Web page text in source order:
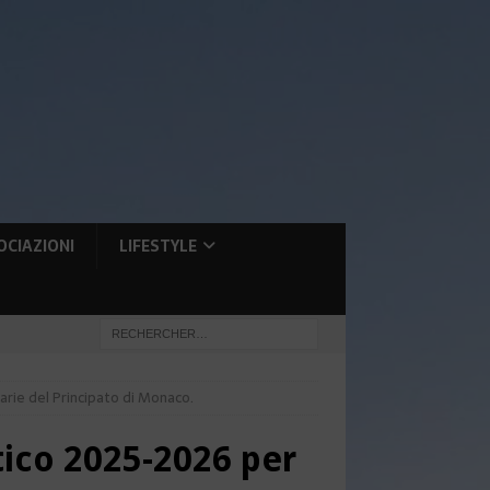
LIFESTYLE
del Principato di Monaco.
2025-2026 per